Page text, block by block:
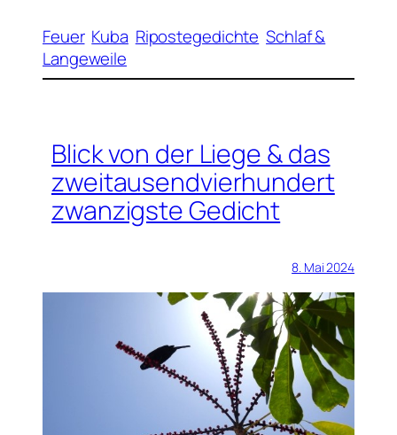
Feuer Kuba Ripostegedichte Schlaf &
Langeweile
Blick von der Liege & das
zweitausendvierhundert
zwanzigste Gedicht
8. Mai 2024